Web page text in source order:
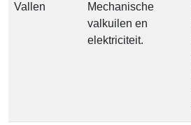
Vallen
Mechanische
valkuilen en
elektriciteit.